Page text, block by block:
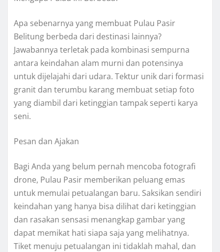
Apa sebenarnya yang membuat Pulau Pasir
Belitung berbeda dari destinasi lainnya?
Jawabannya terletak pada kombinasi sempurna
antara keindahan alam murni dan potensinya
untuk dijelajahi dari udara. Tektur unik dari formasi
granit dan terumbu karang membuat setiap foto
yang diambil dari ketinggian tampak seperti karya
seni.
Pesan dan Ajakan
Bagi Anda yang belum pernah mencoba fotografi
drone, Pulau Pasir memberikan peluang emas
untuk memulai petualangan baru. Saksikan sendiri
keindahan yang hanya bisa dilihat dari ketinggian
dan rasakan sensasi menangkap gambar yang
dapat memikat hati siapa saja yang melihatnya.
Tiket menuju petualangan ini tidaklah mahal, dan